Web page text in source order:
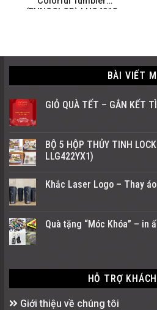
(FUNCOLOR) LHC4015
BÀI VIẾT
GIỎ QUÀ TẾT – GẮN KẾT
BỘ 5 HỘP THỦY TINH
LLG422YX1)
Khắc Laser Logo – Thay
Quà tặng “Móc Khóa” – in
HỖ TRỢ
Giới thiệu về chúng tôi